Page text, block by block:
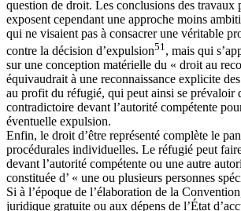
question de droit. Les conclusions des travaux
exposent cependant une approche moins
qui ne visaient pas à consacrer une véritable
contre la décision d’expulsion51 , mais qui
sur une conception matérielle du « droit au
équivaudrait à une reconnaissance explicite
au profit du réfugié, qui peut ainsi se prévaloir
contradictoire devant l’autorité compétente
éventuelle expulsion.
Enfin, le droit d’être représenté complète le
procédurales individuelles. Le réfugié peut
devant l’autorité compétente ou une autre
constituée d’ « une ou plusieurs personnes
Si à l’époque de l’élaboration de la
juridique gratuite ou aux dépens de l’État